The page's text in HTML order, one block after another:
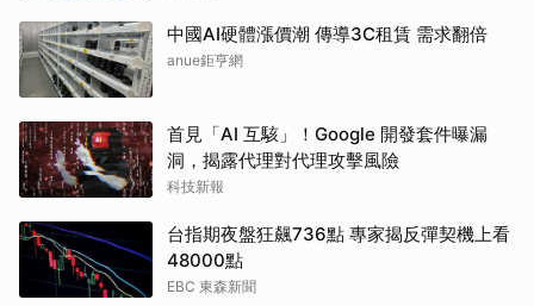
中國AI硬體漲價潮 傳導3C租賃 需求翻倍
anue鉅亨網
首見「AI 互駭」！Google 開發套件曝漏
洞，揭露代理對代理攻擊風險
科技新報
台指期夜盤狂飆736點 專家揭反彈契機上看
48000點
EBC 東森新聞